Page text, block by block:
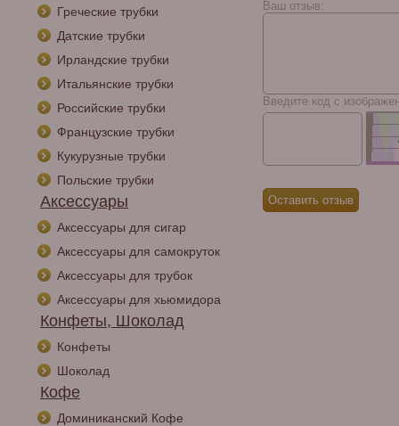
Греческие трубки
Датские трубки
Ирландские трубки
Итальянские трубки
Российские трубки
Французские трубки
Кукурузные трубки
Польские трубки
Аксессуары
Аксессуары для сигар
Аксессуары для самокруток
Аксессуары для трубок
Аксессуары для хьюмидора
Конфеты, Шоколад
Конфеты
Шоколад
Кофе
Доминиканский Кофе
Ваш отзыв:
Введите код с